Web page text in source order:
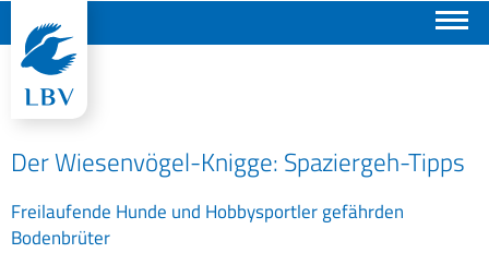
Der Wiesenvögel-Knigge: Spaziergeh-Tipps
Freilaufende Hunde und Hobbysportler gefährden
Bodenbrüter